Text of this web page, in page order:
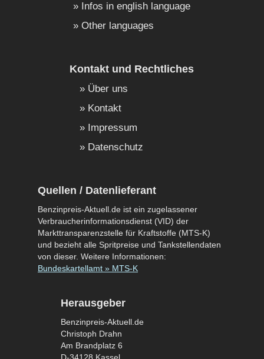
Infos in english language
Other languages
Kontakt und Rechtliches
Über uns
Kontakt
Impressum
Datenschutz
Quellen / Datenlieferant
Benzinpreis-Aktuell.de ist ein zugelassener
Verbraucherinformationsdienst (VID) der
Markttransparenzstelle für Kraftstoffe (MTS-K)
und bezieht alle Spritpreise und Tankstellendaten
von dieser. Weitere Informationen:
Bundeskartellamt » MTS-K
Herausgeber
Benzinpreis-Aktuell.de
Christoph Drahn
Am Brandplatz 6